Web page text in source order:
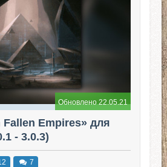
Обновлено 22.05.21
Empires» для
- 3.0.3)
7